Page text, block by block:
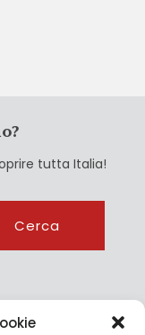
tutta Italia!
Cerca